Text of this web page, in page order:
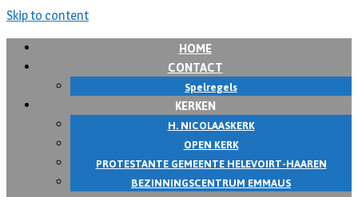
Skip to content
HOME
CONTACT
Spelregels
KERKEN
H. NICOLAASKERK
OPEN KERK
PROTESTANTE GEMEENTE HELEVOIRT-HAAREN
BEZINNINGSCENTRUM EMMAUS